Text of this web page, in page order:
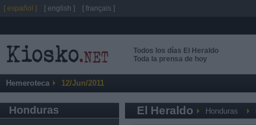
Todos los días El Heraldo
Toda la prensa de hoy
Hemeroteca 12/Jun/2011
Honduras El Heraldo Honduras
[ español ] [ english ] [ français ]